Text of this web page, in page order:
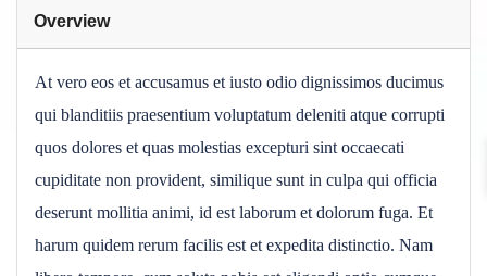
Overview
At vero eos et accusamus et iusto odio dignissimos ducimus
qui blanditiis praesentium voluptatum deleniti atque corrupti
quos dolores et quas molestias excepturi sint occaecati
cupiditate non provident, similique sunt in culpa qui officia
deserunt mollitia animi, id est laborum et dolorum fuga. Et
harum quidem rerum facilis est et expedita distinctio. Nam